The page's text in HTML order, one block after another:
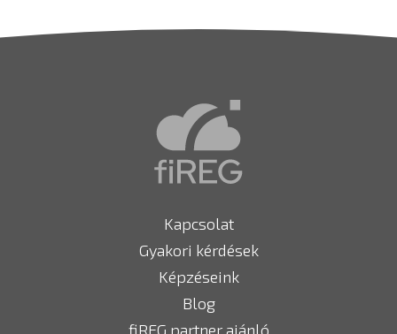
Kapcsolat
Gyakori kérdések
Képzéseink
Blog
fiREG partner ajánló